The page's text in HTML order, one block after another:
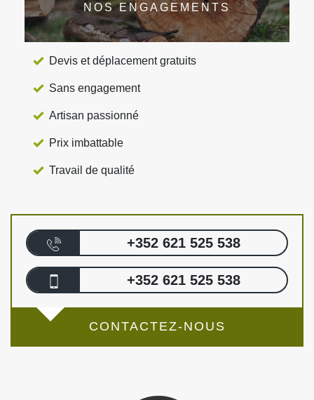
NOS ENGAGEMENTS
Devis et déplacement gratuits
Sans engagement
Artisan passionné
Prix imbattable
Travail de qualité
+352 621 525 538
+352 621 525 538
CONTACTEZ-NOUS